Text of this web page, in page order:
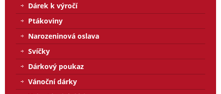
Dárek k výročí
Ptákoviny
Narozeninová oslava
Svíčky
Dárkový poukaz
Vánoční dárky